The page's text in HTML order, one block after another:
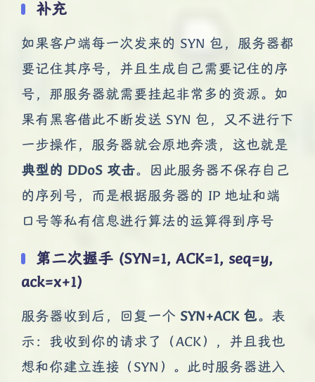
补充
如果客户端每一次发来的 SYN 包，服务器都
要记住其序号，并且生成自己需要记住的序
号，那服务器就需要挂起非常多的资源。如
果有黑客借此不断发送 SYN 包，又不进行下
一步操作，服务器就会原地奔溃，这也就是
典型的 DDoS 攻击。因此服务器不保存自己
的序列号，而是根据服务器的 IP 地址和端
口号等私有信息进行算法的运算得到序号
第二次握手 (SYN=1, ACK=1, seq=y,
ack=x+1)
服务器收到后，回复一个 SYN+ACK 包。表
示：我收到你的请求了（ACK），并且我也
想和你建立连接（SYN）。此时服务器进入